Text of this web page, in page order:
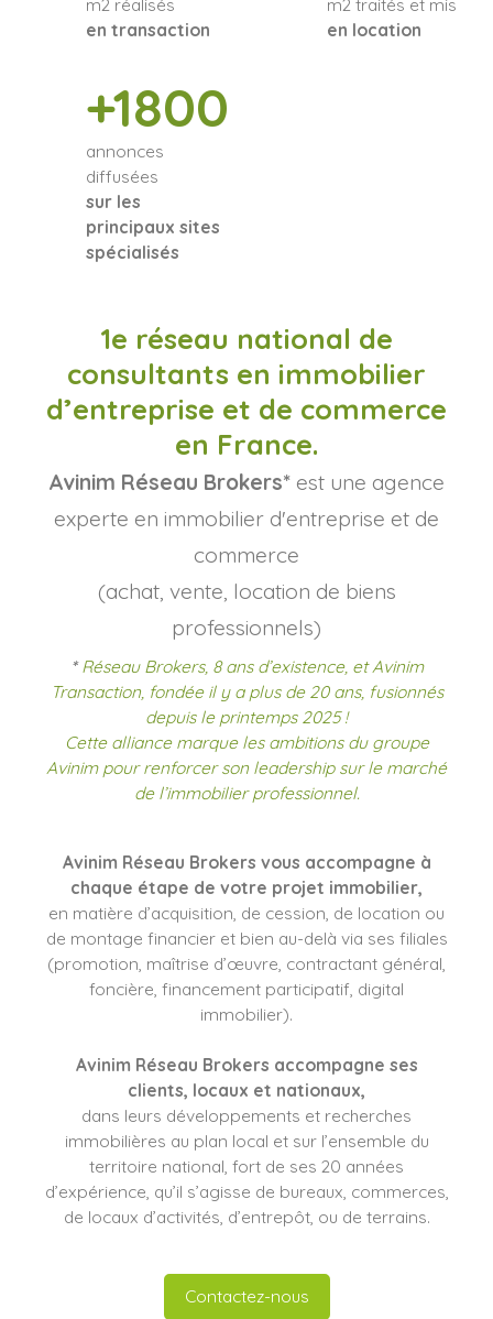
en transaction
en location
+1800
annonces
diffusées
sur les
principaux sites
spécialisés
1e réseau national de
consultants en immobilier
d’entreprise et de commerce
en France.
Avinim Réseau Brokers* est une agence
experte en immobilier d'entreprise et de
commerce
(achat, vente, location de biens
professionnels)
*Réseau Brokers, 8 ans d’existence, et Avinim
Transaction, fondée il y a plus de 20 ans, fusionnés
depuis le printemps 2025 !
Cette alliance marque les ambitions du groupe
Avinim pour renforcer son leadership sur le marché
de l’immobilier professionnel.
Avinim Réseau Brokers vous accompagne à
chaque étape de votre projet immobilier,
en matière d’acquisition, de cession, de location ou
de montage financier et bien au-delà via ses filiales
(promotion, maîtrise d’œuvre, contractant général,
foncière, financement participatif, digital
immobilier).
Avinim Réseau Brokers accompagne ses
clients, locaux et nationaux,
dans leurs développements et recherches
immobilières au plan local et sur l’ensemble du
territoire national, fort de ses 20 années
d’expérience, qu’il s’agisse de bureaux, commerces,
de locaux d’activités, d’entrepôt, ou de terrains.
Contactez-nous